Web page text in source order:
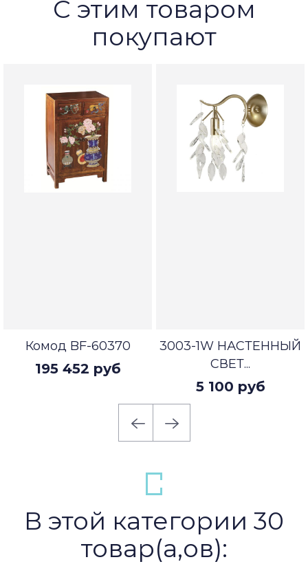
С этим товаром
покупают
Комод BF-60370
195 452 руб
3003-1W НАСТЕННЫЙ
СВЕТ...
5 100 руб
В этой категории 30
товар(а,ов):